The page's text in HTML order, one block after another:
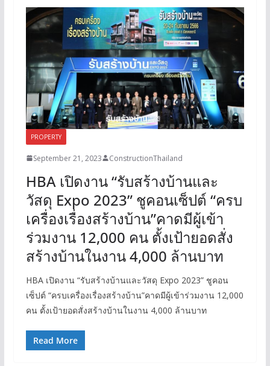
PROPERTY
September 21, 2023 ConstructionThailand
HBA เปิดงาน “รับสร้างบ้านและ
วัสดุ Expo 2023” ชูคอนเซ็ปต์ “ครบ
เครื่องเรื่องสร้างบ้าน”คาดมีผู้เข้า
ร่วมงาน 12,000 คน ตั้งเป้ายอดสั่ง
สร้างบ้านในงาน 4,000 ล้านบาท
HBA เปิดงาน “รับสร้างบ้านและวัสดุ Expo 2023” ชูคอน
เซ็ปต์ “ครบเครื่องเรื่องสร้างบ้าน”คาดมีผู้เข้าร่วมงาน 12,000
คน ตั้งเป้ายอดสั่งสร้างบ้านในงาน 4,000 ล้านบาท
Read More